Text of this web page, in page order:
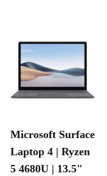
Microsoft Surface
Laptop 4 | Ryzen
5 4680U | 13.5"